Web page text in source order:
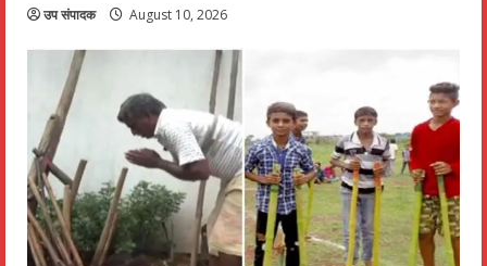
उप संपादक August 10, 2026